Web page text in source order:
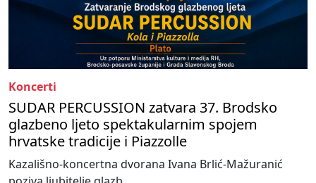
Koncerti
SUDAR PERCUSSION zatvara 37. Brodsko
glazbeno ljeto spektakularnim spojem
hrvatske tradicije i Piazzolle
Kazališno-koncertna dvorana Ivana Brlić-Mažuranić